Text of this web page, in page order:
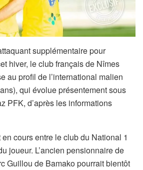
supplémentaire pour
hiver, le club français de Nîmes
au profil de l’international malien
qui évolue présentement sous
PFK, d’après les informations
cours entre le club du National 1
joueur. L’ancien pensionnaire de
Guillou de Bamako pourrait bientôt